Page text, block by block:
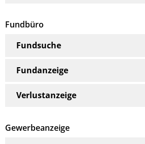
Fundbüro
Fundsuche
Fundanzeige
Verlustanzeige
Gewerbeanzeige